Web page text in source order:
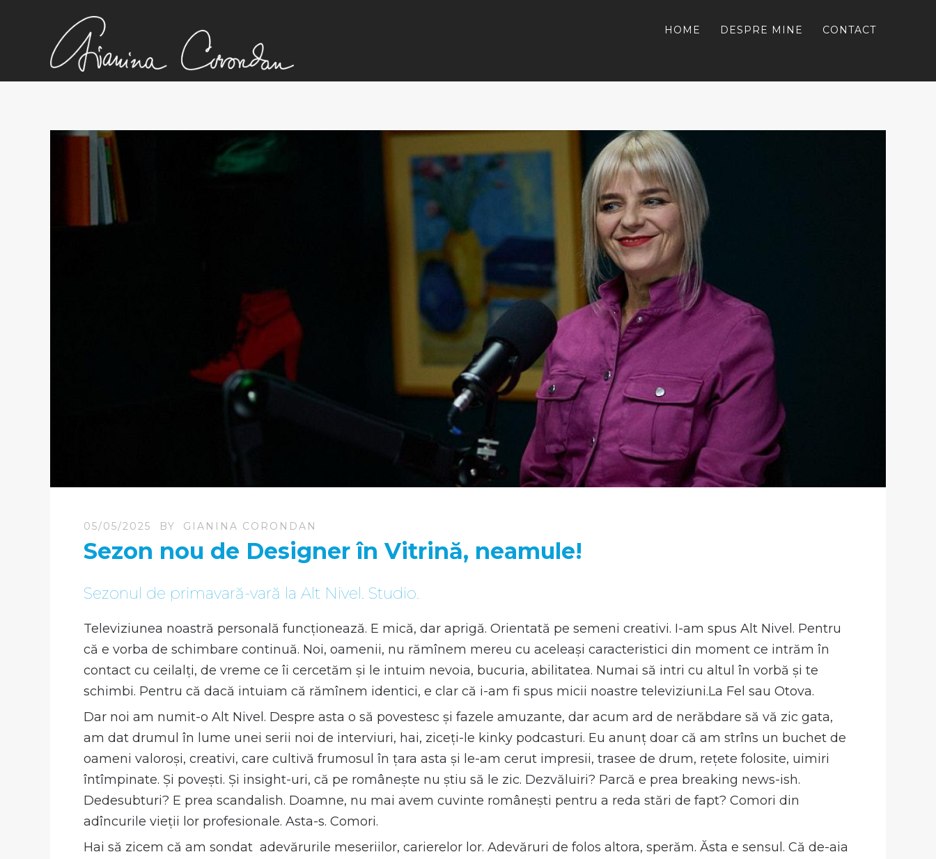
HOME DESPRE MINE CONTACT
05/05/2025 BY GIANINA CORONDAN
Sezon nou de Designer în Vitrină, neamule!
Sezonul de primavară-vară la Alt Nivel. Studio.
Televiziunea noastră personală funcționează. E mică, dar aprigă. Orientată pe semeni creativi. I-am spus Alt Nivel. Pentru
că e vorba de schimbare continuă. Noi, oamenii, nu rămînem mereu cu aceleași caracteristici din moment ce intrăm în
contact cu ceilalți, de vreme ce îi cercetăm și le intuim nevoia, bucuria, abilitatea. Numai să intri cu altul în vorbă și te
schimbi. Pentru că dacă intuiam că rămînem identici, e clar că i-am fi spus micii noastre televiziuni.La Fel sau Otova.
Dar noi am numit-o Alt Nivel. Despre asta o să povestesc și fazele amuzante, dar acum ard de nerăbdare să vă zic gata,
am dat drumul în lume unei serii noi de interviuri, hai, ziceți-le kinky podcasturi. Eu anunț doar că am strîns un buchet de
oameni valoroși, creativi, care cultivă frumosul în țara asta și le-am cerut impresii, trasee de drum, rețete folosite, uimiri
întîmpinate. Și povești. Și insight-uri, că pe românește nu știu să le zic. Dezvăluiri? Parcă e prea breaking news-ish.
Dedesubturi? E prea scandalish. Doamne, nu mai avem cuvinte românești pentru a reda stări de fapt? Comori din
adîncurile vieții lor profesionale. Asta-s. Comori.
Hai să zicem că am sondat adevărurile meseriilor, carierelor lor. Adevăruri de folos altora, sperăm. Ăsta e sensul. Că de-aia